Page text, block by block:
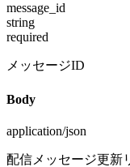
message_id
string
required
メッセージID
Body
application/json
配信メッセージ更新